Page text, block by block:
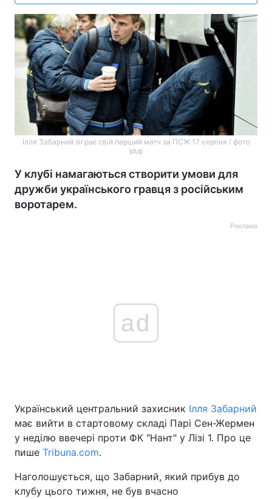
Ілля Забарний зіграє свій перший матч за ПСЖ 17 серпня / фото
УАФ
У клубі намагаються створити умови для
дружби українського гравця з російським
воротарем.
Реклама
ad
Український центральний захисник Ілля Забарний
має вийти в стартовому складі Парі Сен-Жермен
у неділю ввечері проти ФК "Нант" у Лізі 1. Про це
пише Tribuna.com.
Наголошується, що Забарний, який прибув до
клубу цього тижня, не був вчасно